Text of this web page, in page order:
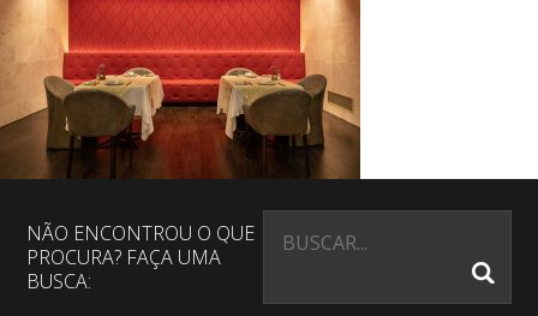
NÃO ENCONTROU O QUE
PROCURA? FAÇA UMA
BUSCA: